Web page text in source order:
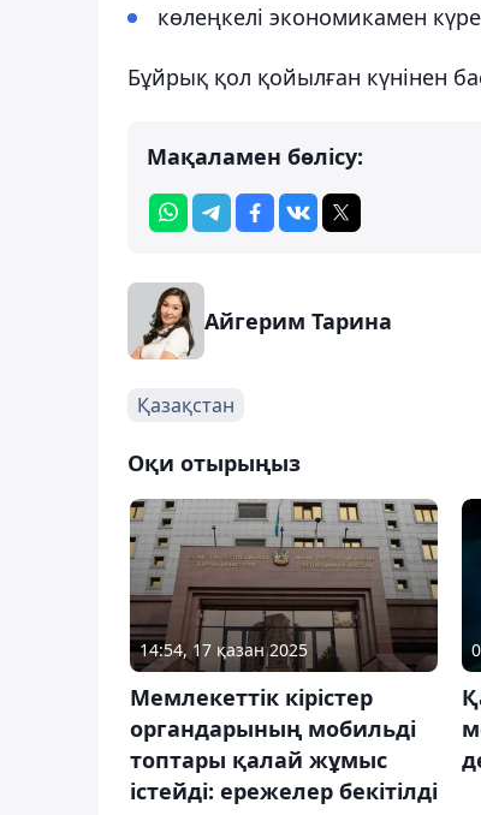
көлеңкелі экономикамен
Бұйрық қол қойылған күнінен
Мақаламен бөлісу:
Айгерим Тарина
Қазақстан
Оқи отырыңыз
14:54, 17 қазан 2025
Мемлекеттік кірістер
органдарының мобильді
топтары қалай жұмыс
істейді: ережелер бекітілді